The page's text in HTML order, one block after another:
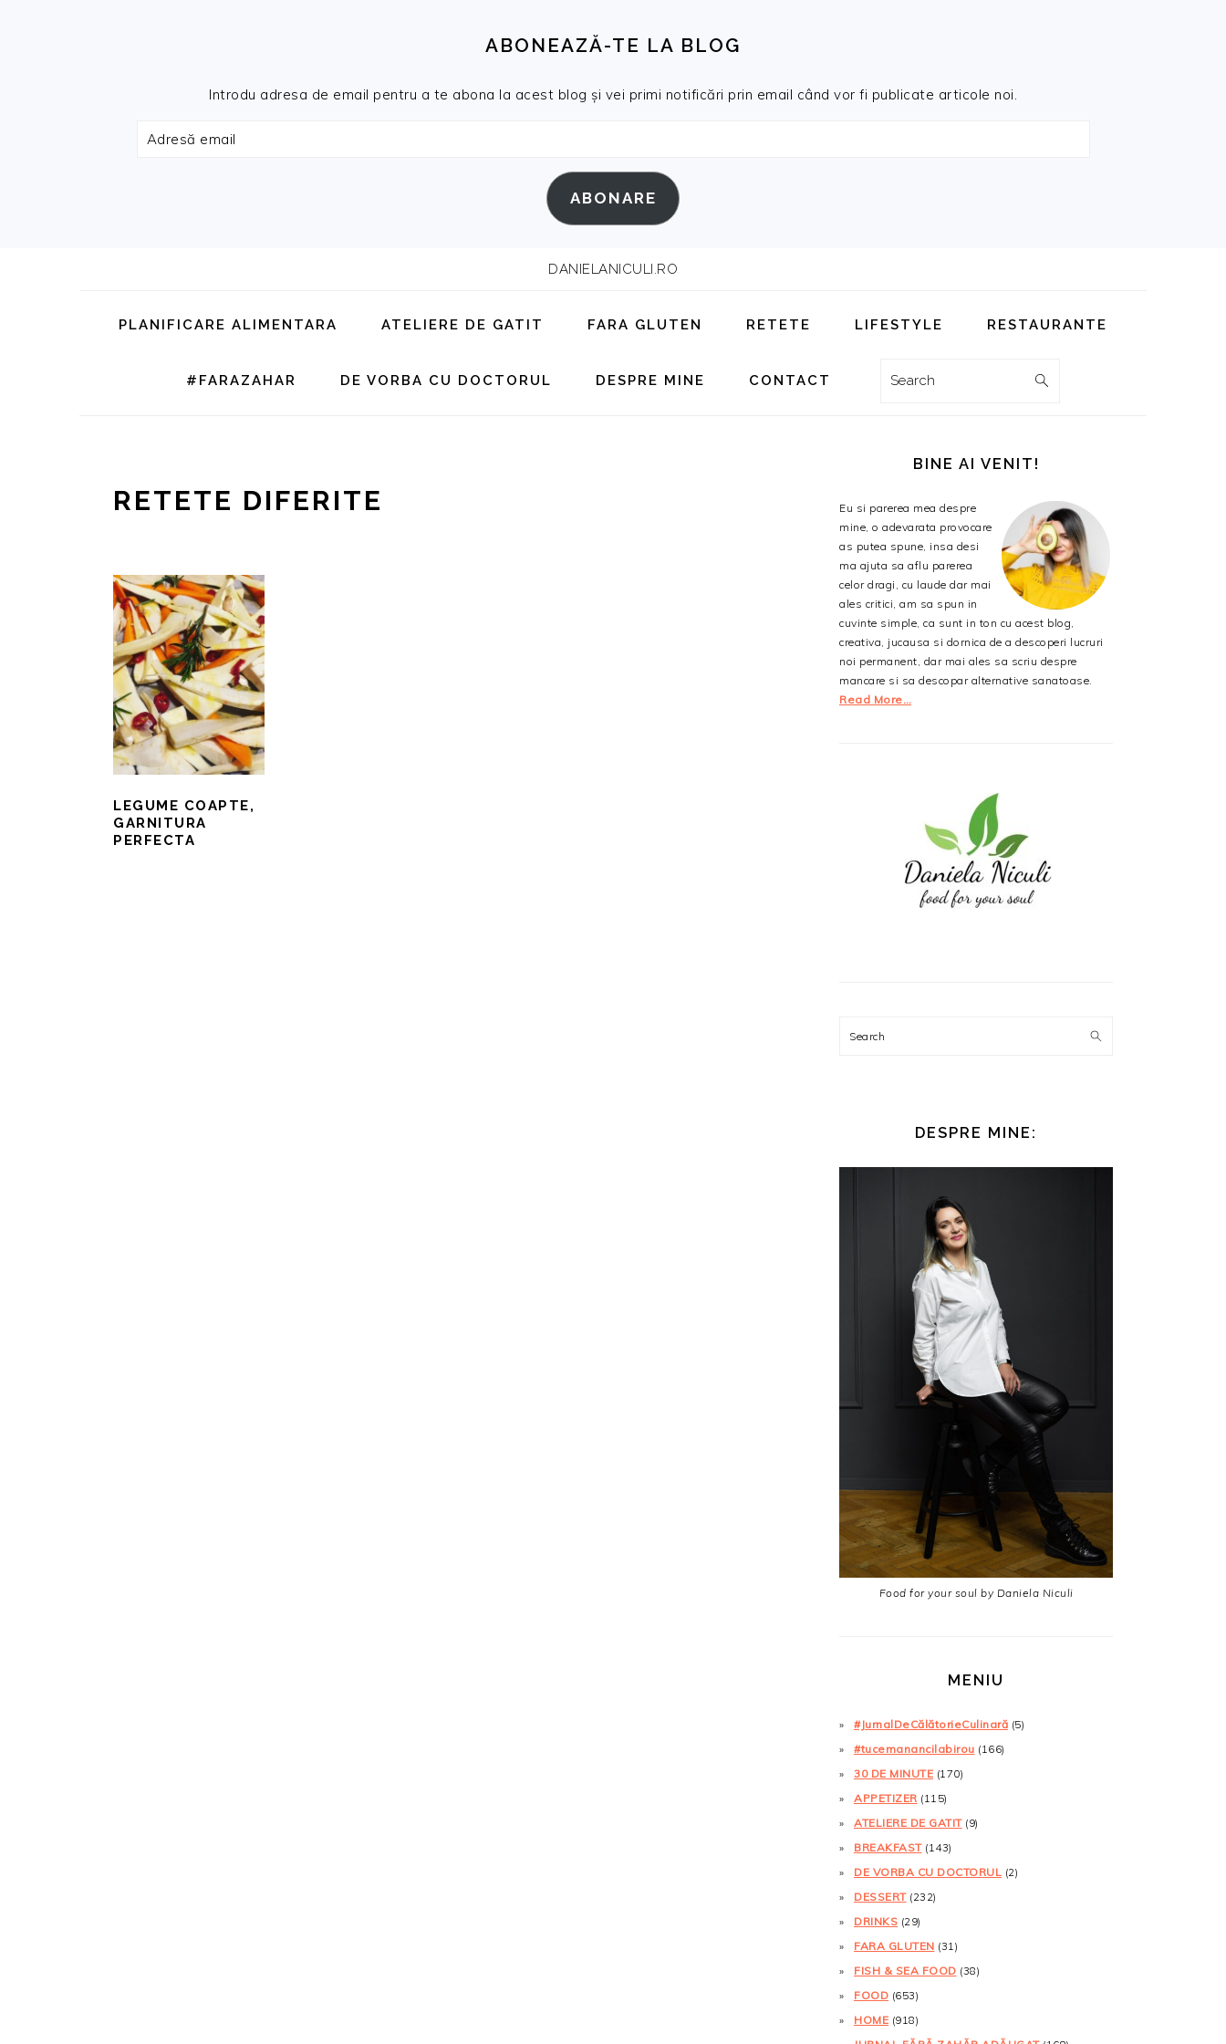
ABONEAZĂ-TE LA BLOG
Introdu adresa de email pentru a te abona la acest blog și vei primi notificări prin email când vor fi publicate articole noi.
Adresă
ABONARE
DANIELANICULI.RO
PLANIFICARE ALIMENTARA ATELIERE DE GATIT FARA GLUTEN RETETE LIFESTYLE RESTAURANTE
#FARAZAHAR DE VORBA CU DOCTORUL DESPRE MINE CONTACT Search
RETETE DIFERITE
LEGUME COAPTE,
GARNITURA
PERFECTA
PRINCIPALĂBINE AI VENIT!
Eu si parerea mea despre
mine, o adevarata provocare
as putea spune, insa desi
ma ajuta sa aflu parerea
celor dragi, cu laude dar mai
ales critici, am sa spun in
cuvinte simple, ca sunt in ton cu acest blog,
creativa, jucausa si dornica de a descoperi lucruri
noi permanent, dar mai ales sa scriu despre
mancare si sa descopar alternative sanatoase.
Read More…
Search
DESPRE MINE:
Food for your soul by Daniela Niculi
MENIU
#JurnalDeCălătorieCulinară (5)
#tucemanancilabirou (166)
30 DE MINUTE (170)
APPETIZER (115)
ATELIERE DE GATIT(9)
BREAKFAST(143)
DE VORBA CU DOCTORUL (2)
DESSERT(232)
DRINKS (29)
FARA GLUTEN (31)
FISH & SEA FOOD (38)
FOOD (653)
HOME (918)